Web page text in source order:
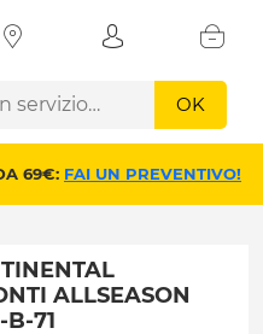
OK
69€: FAI UN PREVENTIVO!
ALLSEASON
B-71